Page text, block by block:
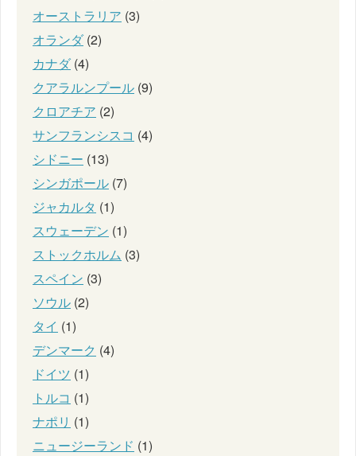
オーストラリア (3)
オランダ(2)
カナダ(4)
クアラルンプール (9)
クロアチア (2)
サンフランシスコ (4)
シドニー (13)
シンガポール (7)
ジャカルタ (1)
スウェーデン (1)
ストックホルム (3)
スペイン (3)
ソウル (2)
タイ (1)
デンマーク (4)
ドイツ (1)
トルコ (1)
ナポリ (1)
ニュージーランド (1)